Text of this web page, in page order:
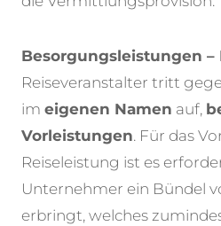
Besorgungsleistungen –
Reiseveranstalter tritt
im eigenen Namen auf,
Vorleistungen. Für das
Reiseleistung ist es
Unternehmer ein Bündel
erbringt, welches